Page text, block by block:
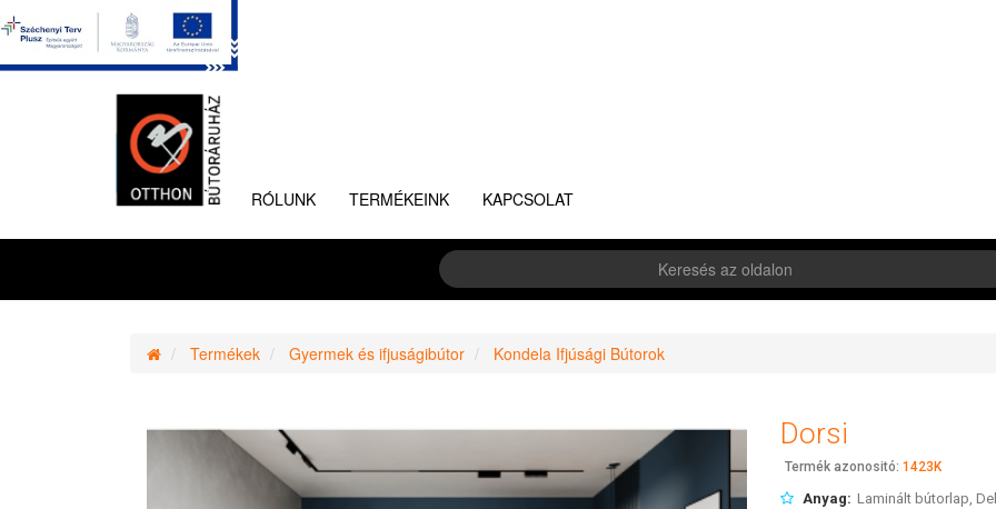
RÓLUNK TERMÉKEINK KAPCSOLAT
Termékek Gyermek és ifjuságibútor Kondela Ifjúsági Bútorok
Dorsi
Termék azonositó: 1423K
Anyag: Laminált bútorlap,